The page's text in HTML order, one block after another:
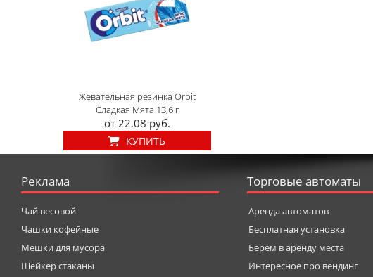
Жевательная резинка Orbit
Сладкая Мята 13,6 г
от 22.08 руб.
КУПИТЬ
Реклама
Чай весовой
Чашки кофейные
Мешки для мусора
Шейкер стаканы
Торговые автоматы
Аренда автоматов
Бесплатная установка
Берем в аренду места
Интересное про вендинг